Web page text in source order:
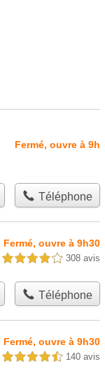
Fermé, ouvre à 9h
Téléphone
Fermé, ouvre à 9h30
4,0 étoiles sur 5 308 avis
Téléphone
Fermé, ouvre à 9h30
4,5 étoiles sur 5 140 avis